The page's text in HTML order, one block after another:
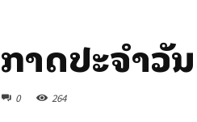
າດປະຈໍາວັ
0 264